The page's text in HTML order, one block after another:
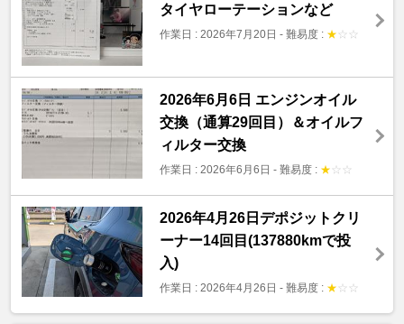
タイヤローテーションなど
作業日 : 2026年7月20日 - 難易度 : ★ ☆ ☆
2026年6月6日 エンジンオイル
交換（通算29回目）＆オイルフ
ィルター交換
作業日 : 2026年6月6日 - 難易度 : ★ ☆ ☆
2026年4月26日デポジットクリ
ーナー14回目(137880kmで投
入)
作業日 : 2026年4月26日 - 難易度 : ★ ☆ ☆